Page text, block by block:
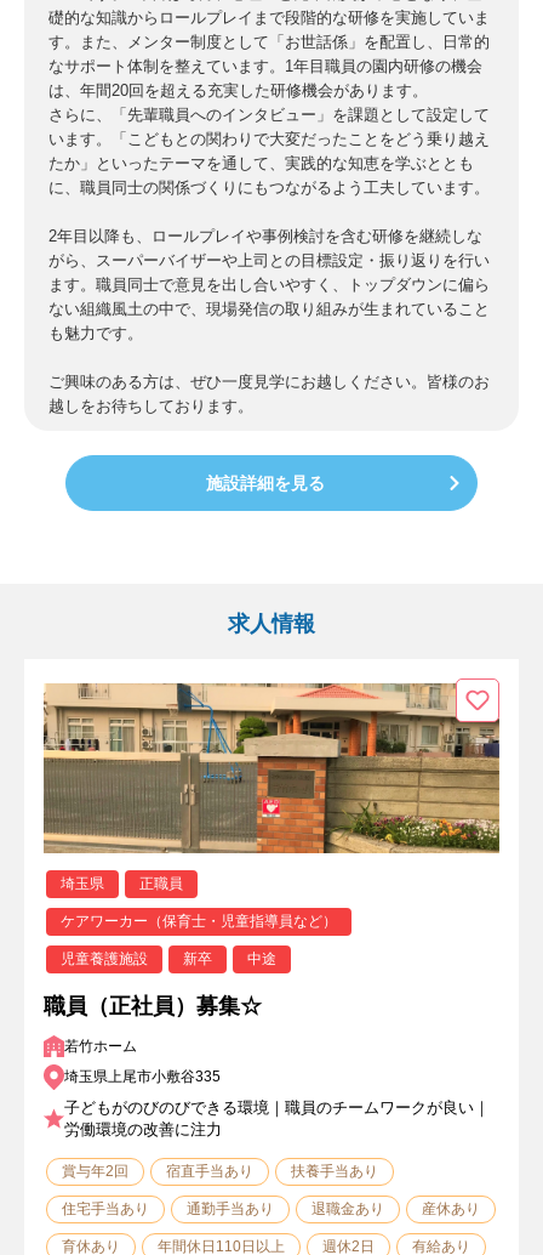
礎的な知識からロールプレイまで段階的な研修を実施していま
す。また、メンター制度として「お世話係」を配置し、日常的
なサポート体制を整えています。1年目職員の園内研修の機会
は、年間20回を超える充実した研修機会があります。
さらに、「先輩職員へのインタビュー」を課題として設定して
います。「こどもとの関わりで大変だったことをどう乗り越え
たか」といったテーマを通して、実践的な知恵を学ぶととも
に、職員同士の関係づくりにもつながるよう工夫しています。
2年目以降も、ロールプレイや事例検討を含む研修を継続しな
がら、スーパーバイザーや上司との目標設定・振り返りを行い
ます。職員同士で意見を出し合いやすく、トップダウンに偏ら
ない組織風土の中で、現場発信の取り組みが生まれていること
も魅力です。
ご興味のある方は、ぜひ一度見学にお越しください。皆様のお
越しをお待ちしております。
施設詳細を見る
求人情報
埼玉県 正職員
ケアワーカー（保育士・児童指導員など）
児童養護施設 新卒 中途
職員（正社員）募集☆
若竹ホーム
埼玉県上尾市小敷谷335
子どもがのびのびできる環境｜職員のチームワークが良い｜
労働環境の改善に注力
賞与年2回 宿直手当あり 扶養手当あり
住宅手当あり 通勤手当あり 退職金あり 産休あり
育休あり 年間休日110日以上 週休2日 有給あり